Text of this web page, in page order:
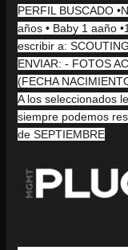
PERFIL BUSCADO
años • Baby 1 aaño
escribir a:
ENVIAR: - FOTOS
(FECHA
A los seleccionados
siempre podemos
de SEPTIEMBRE